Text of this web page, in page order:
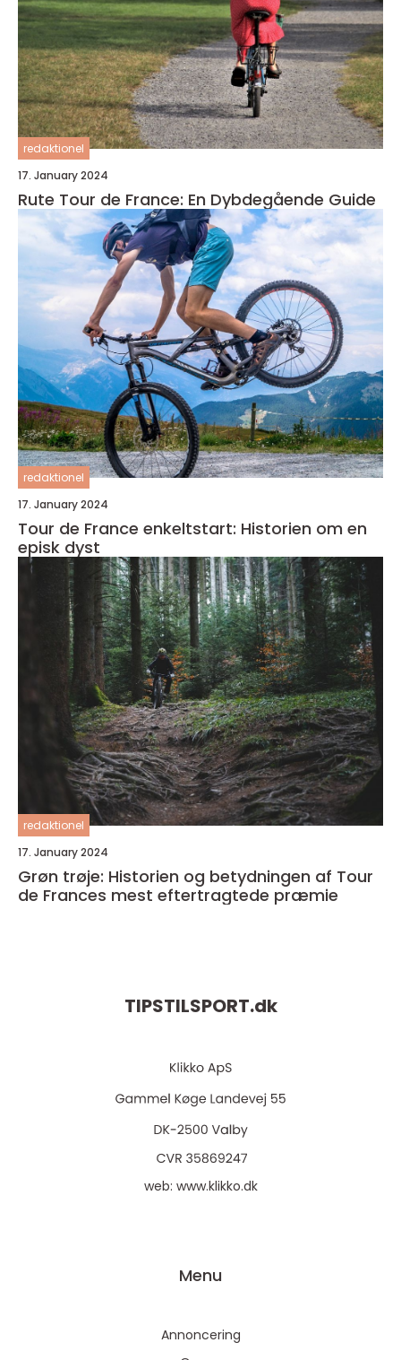
redaktionel
17. January 2024
Rute Tour de France: En Dybdegående Guide
redaktionel
17. January 2024
Tour de France enkeltstart: Historien om en
episk dyst
redaktionel
17. January 2024
Grøn trøje: Historien og betydningen af Tour
de Frances mest eftertragtede præmie
TIPSTILSPORT.dk
web: www.klikko.dk
Menu
Annoncering